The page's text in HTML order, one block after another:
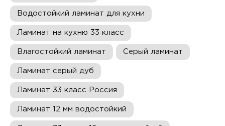
Водостойкий ламинат для кухни
Ламинат на кухню 33 класс
Влагостойкий ламинат Серый ламинат
Ламинат серый дуб
Ламинат 33 класс Россия
Ламинат 12 мм водостойкий